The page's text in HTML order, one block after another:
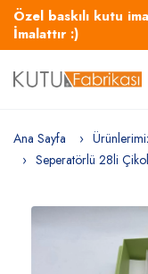
Özel baskılı kutu
İmalattır :)
Ana Sayfa
Seperatörlü 28li